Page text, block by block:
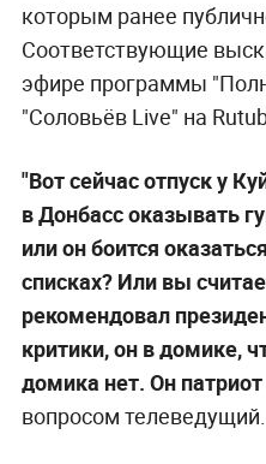
которым ранее
Соответствующие
эфире программы
"Соловьёв Live" на
"Вот сейчас отпуск у
в Донбасс оказывать
или он боится
списках? Или вы
рекомендовал
критики, он в домике,
домика нет. Он патриот
вопросом телеведущий.